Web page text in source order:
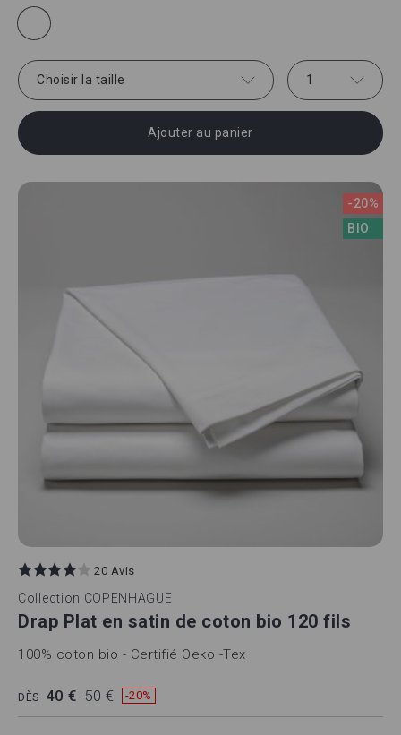
Choisir la taille 1
Ajouter au panier
-20%
BIO
20 Avis
Collection COPENHAGUE
Drap Plat en satin de coton bio 120 fils
100% coton bio - Certifié Oeko -Tex
DÈS 40 € 50 € -20%